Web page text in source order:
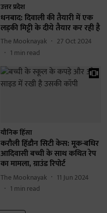
उत्तर प्रदेश
धनबाद: दिवाली की तैयारी में एक
लड़की मिट्टी के दीये तैयार कर रही है
The Mooknayak
27 Oct 2024
1 min read
यौनिक हिंसा
करौली हिंडौन सिटी केस: मूक-बधिर
आदिवासी बच्ची के साथ कथित रेप
का मामला, ग्राउंड रिपोर्ट
The Mooknayak
11 Jun 2024
1 min read